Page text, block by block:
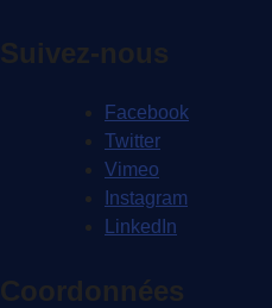
Suivez-nous
Facebook
Twitter
Vimeo
Instagram
LinkedIn
Coordonnées